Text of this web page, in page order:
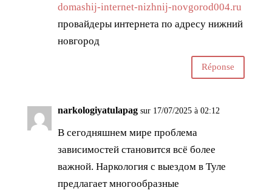
domashij-internet-nizhnij-novgorod004.ru
провайдеры интернета по адресу нижний
новгород
Réponse
narkologiyatulapag sur 17/07/2025 à 02:12
В сегодняшнем мире проблема
зависимостей становится всё более
важной. Наркология с выездом в Туле
предлагает многообразные